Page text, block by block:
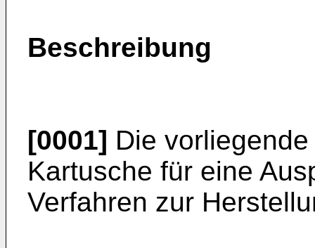
Beschreibung
[0001] Die
Kartusche für eine
Verfahren zur